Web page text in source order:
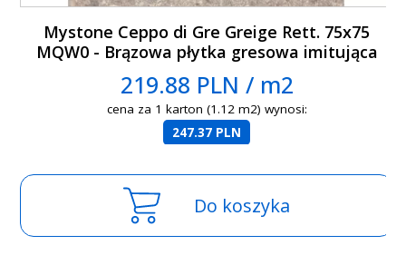
Mystone Ceppo di Gre Greige Rett. 75x75
MQW0 - Brązowa płytka gresowa imitująca
lastryko
219.88 PLN / m2
cena za 1 karton (1.12 m2) wynosi:
247.37 PLN
Do koszyka